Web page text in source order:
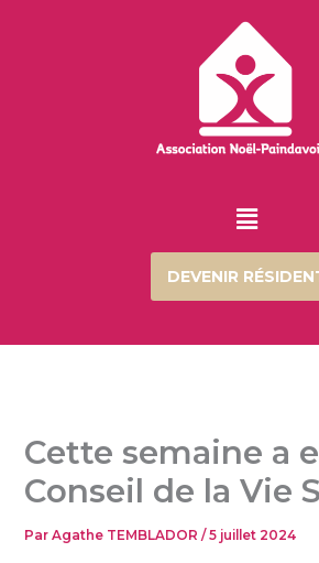
Menu
DEVENIR
Cette semaine a
Conseil de la Vie
ParAgathe TEMBLADOR/5 juillet 2024